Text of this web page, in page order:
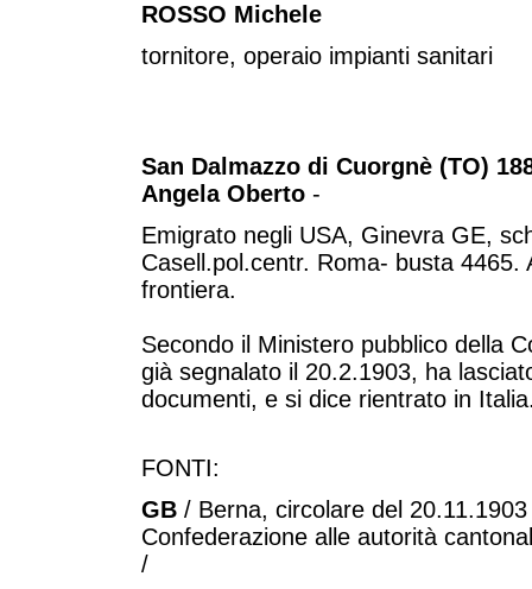
ROSSO Michele
tornitore, operaio impianti sanitari
San Dalmazzo di Cuorgnè (TO)
Angela Oberto -
Emigrato negli USA, Ginevra GE,
Casell.pol.centr. Roma- busta
frontiera.
Secondo il Ministero pubblico della
già segnalato il 20.2.1903, ha
documenti, e si dice rientrato in
FONTI:
GB / Berna, circolare del
Confederazione alle autorità
/